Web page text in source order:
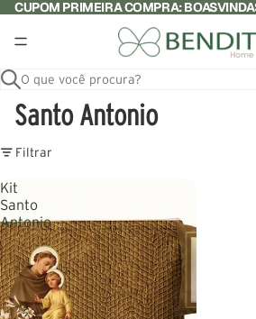
CUPOM PRIMEIRA COMPRA:
O que você procura?
Santo Antonio
Filtrar
Kit
Santo
Antonio